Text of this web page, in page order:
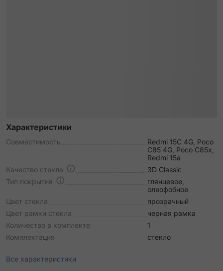
Характеристики
Совместимость
Redmi 15C 4G, Poco
C85 4G, Poco C85x,
Redmi 15a
Качество стекла
3D Classic
Тип покрытия
глянцевое,
олеофобное
Цвет стекла
прозрачный
Цвет рамки стекла
черная рамка
Количество в комплекте
1
Комплектация
стекло
Все характеристики